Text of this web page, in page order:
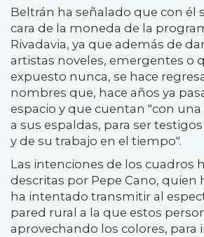
Beltrán ha señalado que con él
cara de la moneda de la
Rivadavia, ya que además de
artistas noveles, emergentes o
expuesto nunca, se hace
nombres que, hace años ya
espacio y que cuentan "con
a sus espaldas, para ser
y de su trabajo en el tiempo".
Las intenciones de los cuadros
descritas por Pepe Cano, quien
ha intentado transmitir al
pared rural a la que estos
aprovechando los colores, para